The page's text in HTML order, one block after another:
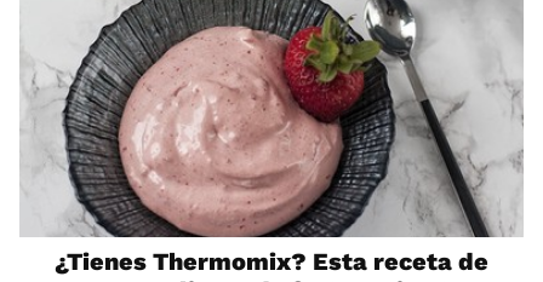
¿Tienes Thermomix? Esta receta de